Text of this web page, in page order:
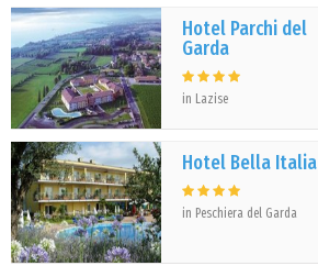
Hotel Parchi del
Garda
in Lazise
Hotel Bella Italia
in Peschiera del Garda